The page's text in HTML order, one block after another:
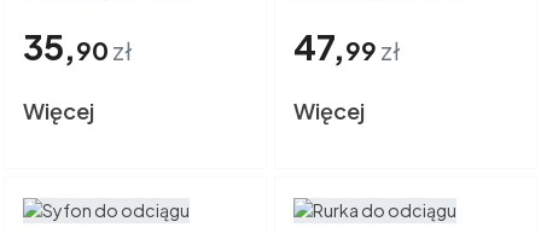
35,90 zł
Więcej
47,99 zł
Więcej